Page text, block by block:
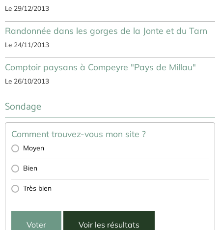
Le 29/12/2013
Randonnée dans les gorges de la Jonte et du Tarn
Le 24/11/2013
Comptoir paysans à Compeyre "Pays de Millau"
Le 26/10/2013
Sondage
Comment trouvez-vous mon site ?
Moyen
Bien
Très bien
Voter Voir les résultats